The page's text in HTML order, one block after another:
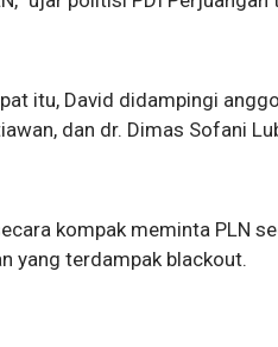
itu, David didampingi
dan dr. Dimas Sofani
kompak meminta PLN
yang terdampak blackout.